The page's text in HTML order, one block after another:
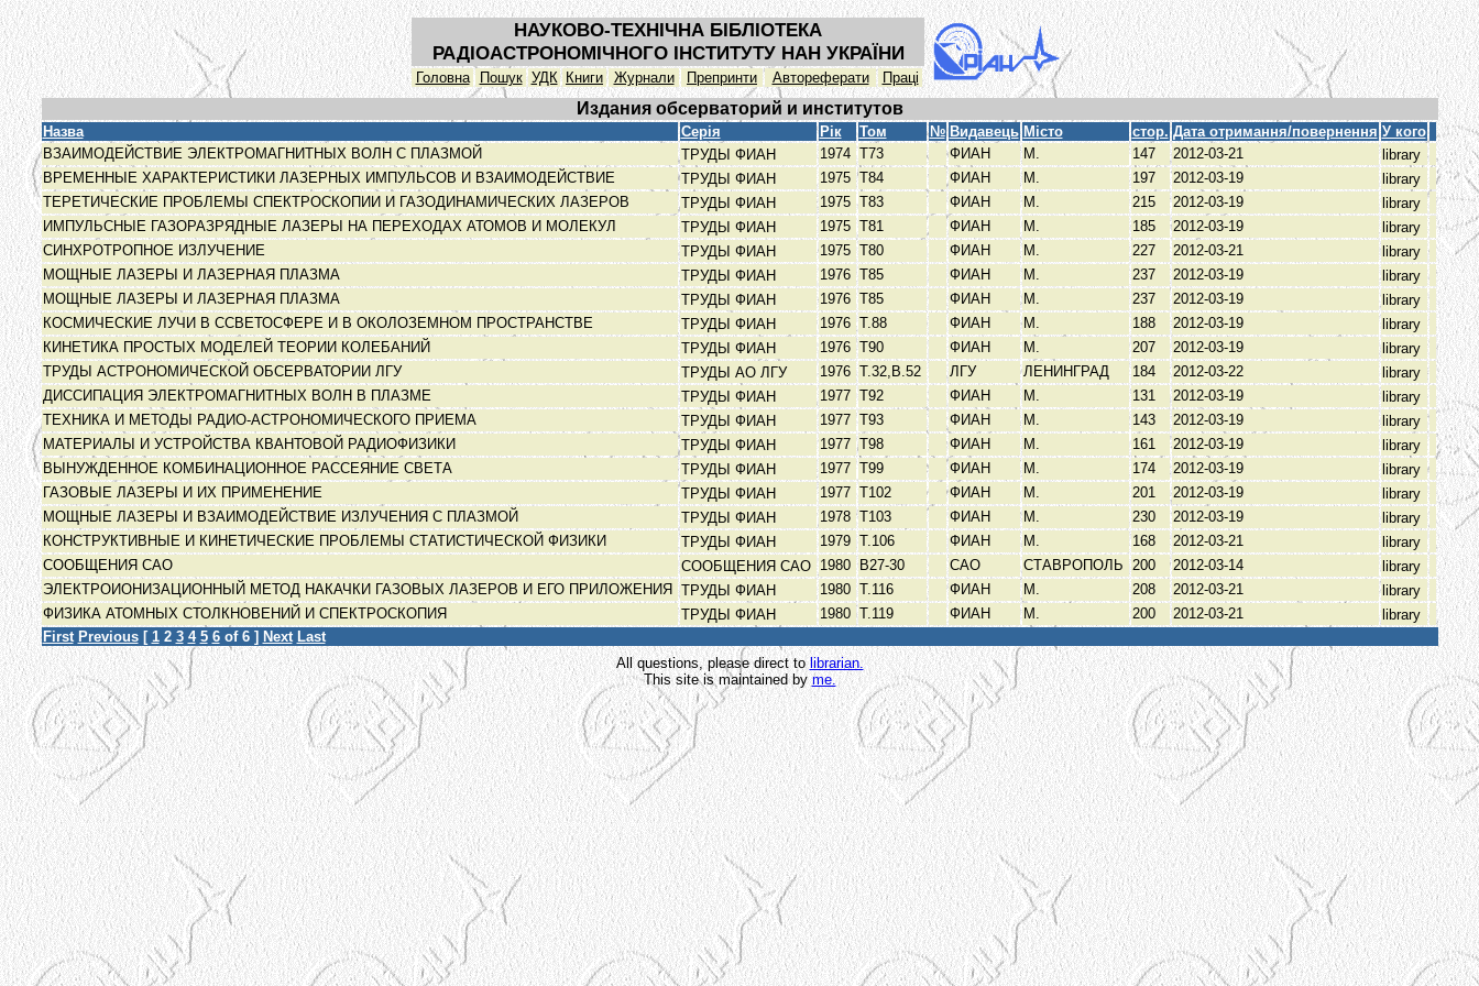
НАУКОВО-ТЕХНІЧНА БІБЛІОТЕКА
РАДІОАСТРОНОМІЧНОГО ІНСТИТУТУ НАН УКРАЇНИ
Головна Пошук УДК Книги Журнали Препринти Автореферати Праці
Издания обсерваторий и институтов
Назва Серія Рік Том № Видавець Місто стор. Дата отримання/повернення У кого
ВЗАИМОДЕЙСТВИЕ ЭЛЕКТРОМАГНИТНЫХ ВОЛН С ПЛАЗМОЙ
ТРУДЫ ФИАН 1974 Т73 ФИАН М. 147 2012-03-21
library
ВРЕМЕННЫЕ ХАРАКТЕРИСТИКИ ЛАЗЕРНЫХ ИМПУЛЬСОВ И ВЗАИМОДЕЙСТВИЕ
ТРУДЫ ФИАН 1975 Т84 ФИАН М. 197 2012-03-19
library
ТЕРЕТИЧЕСКИЕ ПРОБЛЕМЫ СПЕКТРОСКОПИИ И ГАЗОДИНАМИЧЕСКИХ ЛАЗЕРОВ
ТРУДЫ ФИАН 1975 Т83 ФИАН М. 215 2012-03-19
library
ИМПУЛЬСНЫЕ ГАЗОРАЗРЯДНЫЕ ЛАЗЕРЫ НА ПЕРЕХОДАХ АТОМОВ И МОЛЕКУЛ
ТРУДЫ ФИАН 1975 Т81 ФИАН М. 185 2012-03-19
library
СИНХРОТРОПНОЕ ИЗЛУЧЕНИЕ
ТРУДЫ ФИАН 1975 Т80 ФИАН М. 227 2012-03-21
library
МОЩНЫЕ ЛАЗЕРЫ И ЛАЗЕРНАЯ ПЛАЗМА
ТРУДЫ ФИАН 1976 Т85 ФИАН М. 237 2012-03-19
library
МОЩНЫЕ ЛАЗЕРЫ И ЛАЗЕРНАЯ ПЛАЗМА
ТРУДЫ ФИАН 1976 Т85 ФИАН М. 237 2012-03-19
library
КОСМИЧЕСКИЕ ЛУЧИ В ССВЕТОСФЕРЕ И В ОКОЛОЗЕМНОМ ПРОСТРАНСТВЕ
ТРУДЫ ФИАН 1976 Т.88 ФИАН М. 188 2012-03-19
library
КИНЕТИКА ПРОСТЫХ МОДЕЛЕЙ ТЕОРИИ КОЛЕБАНИЙ
ТРУДЫ ФИАН 1976 Т90 ФИАН М. 207 2012-03-19
library
ТРУДЫ АСТРОНОМИЧЕСКОЙ ОБСЕРВАТОРИИ ЛГУ
ТРУДЫ АО ЛГУ 1976 Т.32,В.52 ЛГУ ЛЕНИНГРАД 184 2012-03-22
library
ДИССИПАЦИЯ ЭЛЕКТРОМАГНИТНЫХ ВОЛН В ПЛАЗМЕ
ТРУДЫ ФИАН 1977 Т92 ФИАН М. 131 2012-03-19
library
ТЕХНИКА И МЕТОДЫ РАДИО-АСТРОНОМИЧЕСКОГО ПРИЕМА
ТРУДЫ ФИАН 1977 Т93 ФИАН М. 143 2012-03-19
library
МАТЕРИАЛЫ И УСТРОЙСТВА КВАНТОВОЙ РАДИОФИЗИКИ
ТРУДЫ ФИАН 1977 Т98 ФИАН М. 161 2012-03-19
library
ВЫНУЖДЕННОЕ КОМБИНАЦИОННОЕ РАССЕЯНИЕ СВЕТА
ТРУДЫ ФИАН 1977 Т99 ФИАН М. 174 2012-03-19
library
ГАЗОВЫЕ ЛАЗЕРЫ И ИХ ПРИМЕНЕНИЕ
ТРУДЫ ФИАН 1977 Т102 ФИАН М. 201 2012-03-19
library
МОЩНЫЕ ЛАЗЕРЫ И ВЗАИМОДЕЙСТВИЕ ИЗЛУЧЕНИЯ С ПЛАЗМОЙ
ТРУДЫ ФИАН 1978 Т103 ФИАН М. 230 2012-03-19
library
КОНСТРУКТИВНЫЕ И КИНЕТИЧЕСКИЕ ПРОБЛЕМЫ СТАТИСТИЧЕСКОЙ ФИЗИКИ
ТРУДЫ ФИАН 1979 Т.106 ФИАН М. 168 2012-03-21
library
СООБЩЕНИЯ САО
СООБЩЕНИЯ САО 1980 В27-30 САО СТАВРОПОЛЬ 200 2012-03-14
library
ЭЛЕКТРОИОНИЗАЦИОННЫЙ МЕТОД НАКАЧКИ ГАЗОВЫХ ЛАЗЕРОВ И ЕГО ПРИЛОЖЕНИЯ ТРУДЫ ФИАН 1980 Т.116 ФИАН М. 208 2012-03-21
library
ФИЗИКА АТОМНЫХ СТОЛКНОВЕНИЙ И СПЕКТРОСКОПИЯ
ТРУДЫ ФИАН 1980 Т.119 ФИАН М. 200 2012-03-21
library
First Previous[ 1 2 3 4 5 6of 6 ] Next Last
All questions, please direct to librarian.
This site is maintained by me.